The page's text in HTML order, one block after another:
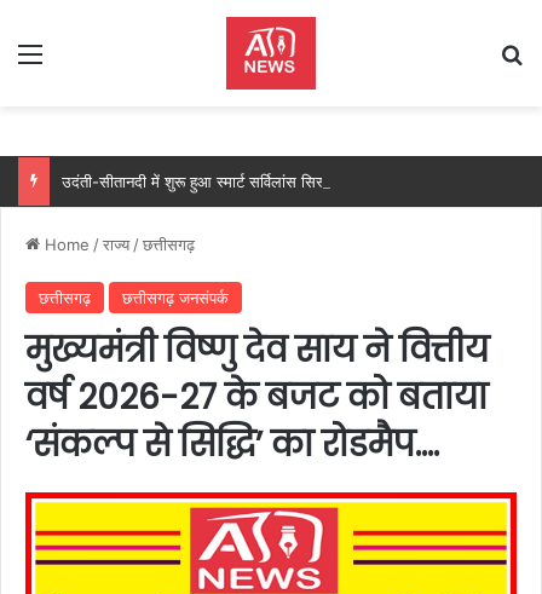
Menu
Home /राज्य /छत्तीसगढ़
छत्तीसगढ़ छत्तीसगढ़ जनसंपर्क
मुख्यमंत्री विष्णु देव साय ने वित्तीय
वर्ष 2026-27 के बजट को बताया
‘संकल्प से सिद्धि’ का रोडमैप….